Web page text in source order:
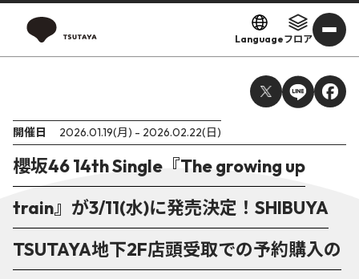
Languageフロア
開催日 2026.01.19(月) - 2026.02.22(日)
櫻坂46 14th Single『The growing up
train』が3/11(水)に発売決定！SHIBUYA
TSUTAYA地下2F店頭受取での予約購入の